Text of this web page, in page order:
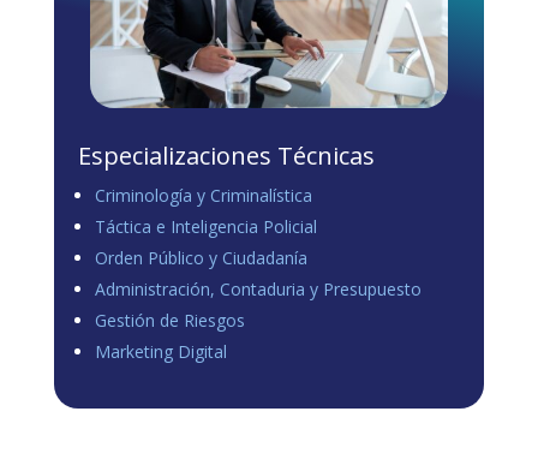
Especializaciones Técnicas
Criminología y Criminalística
Táctica e Inteligencia Policial
Orden Público y Ciudadanía
Administración, Contaduria y Presupuesto
Gestión de Riesgos
Marketing Digital